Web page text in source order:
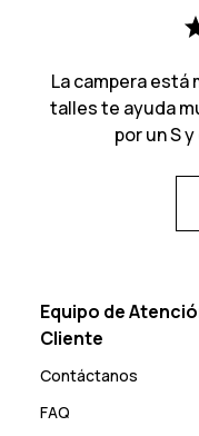
La campera está
talles te ayuda
por un S
Equipo de
Cliente
Contáctanos
FAQ